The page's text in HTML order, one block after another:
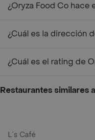
¿Oryza Food Co hace
¿Cuál es la dirección
¿Cuál es el rating de
Restaurantes similares
L´s Café